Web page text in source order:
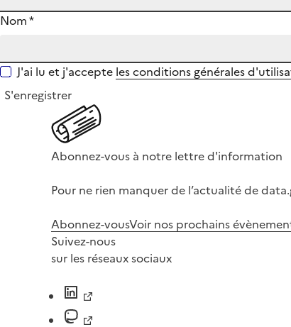
Nom*
J'ai lu et j'accepte les conditions générales
S'enregistrer
Abonnez-vous à notre lettre d'information
Pour ne rien manquer de l’actualité de
Abonnez-vousVoir nos prochains
Suivez-nous
sur les réseaux sociaux